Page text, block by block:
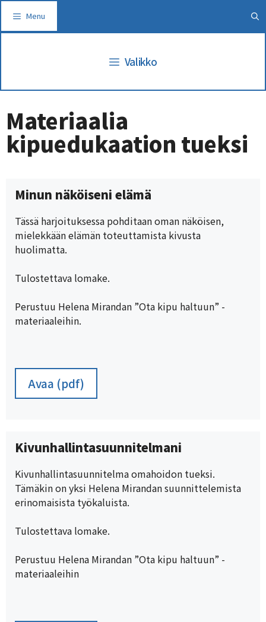
sisältöön
Menu
Valikko
Materiaalia
kipuedukaation tueksi
Minun näköiseni elämä
Tässä harjoituksessa pohditaan oman näköisen,
mielekkään elämän toteuttamista kivusta
huolimatta.
Tulostettava lomake.
Perustuu Helena Mirandan ”Ota kipu haltuun” -
materiaaleihin.
Avaa (pdf)
Kivunhallintasuunnitelmani
Kivunhallintasuunnitelma omahoidon tueksi.
Tämäkin on yksi Helena Mirandan suunnittelemista
erinomaisista työkaluista.
Tulostettava lomake.
Perustuu Helena Mirandan ”Ota kipu haltuun” -
materiaaleihin